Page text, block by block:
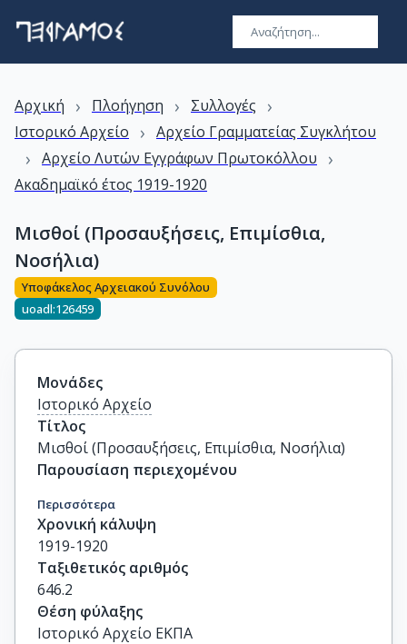
Αρχική › Πλοήγηση › Συλλογές ›
Ιστορικό Αρχείο › Αρχείο Γραμματείας Συγκλήτου
› Αρχείο Λυτών Εγγράφων Πρωτοκόλλου ›
Ακαδημαϊκό έτος 1919-1920
Μισθοί (Προσαυξήσεις, Επιμίσθια,
Νοσήλια)
Υποφάκελος Αρχειακού Συνόλου
uoadl:126459
Μονάδες
Ιστορικό Αρχείο
Τίτλος
Μισθοί (Προσαυξήσεις, Επιμίσθια, Νοσήλια)
Παρουσίαση περιεχομένου
Περισσότερα
Χρονική κάλυψη
1919-1920
Ταξιθετικός αριθμός
646.2
Θέση φύλαξης
Ιστορικό Αρχείο ΕΚΠΑ